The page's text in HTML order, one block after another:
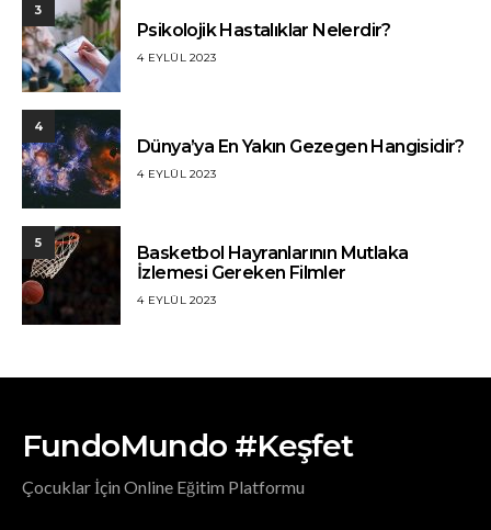
3
Psikolojik Hastalıklar Nelerdir?
4 EYLÜL 2023
4
Dünya’ya En Yakın Gezegen Hangisidir?
4 EYLÜL 2023
5
Basketbol Hayranlarının Mutlaka
İzlemesi Gereken Filmler
4 EYLÜL 2023
FundoMundo #Keşfet
Çocuklar İçin Online Eğitim Platformu